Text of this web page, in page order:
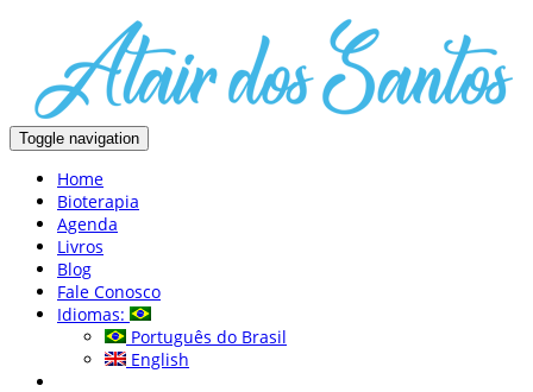
Toggle navigation
Home
Bioterapia
Agenda
Livros
Blog
Fale Conosco
Idiomas:
Português do Brasil
English